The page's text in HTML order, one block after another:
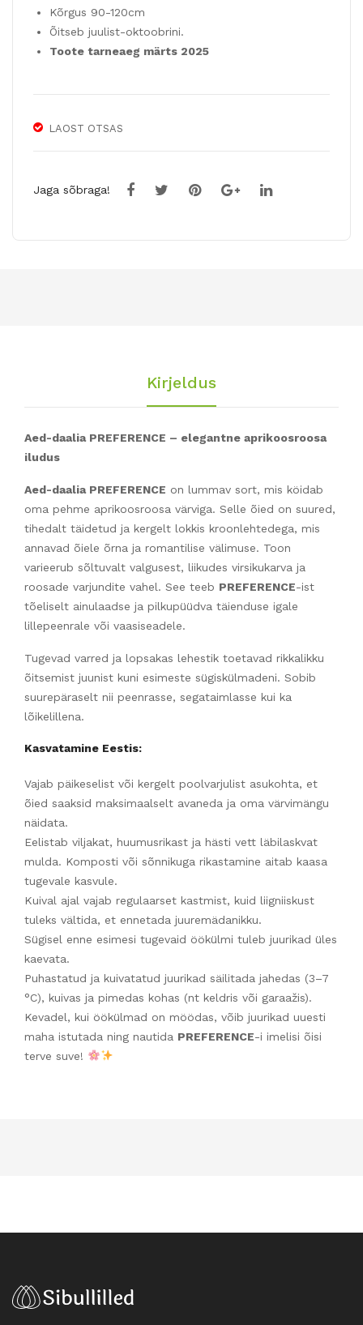
1tk
Kõrgus 90-120cm
Õitseb juulist-oktoobrini.
Toote tarneaeg märts 2025
LAOST OTSAS
Jaga sõbraga!
Kirjeldus
Aed-daalia PREFERENCE – elegantne aprikoosroosa
iludus
Aed-daalia PREFERENCE on lummav sort, mis köidab
oma pehme aprikoosroosa värviga. Selle õied on suured,
tihedalt täidetud ja kergelt lokkis kroonlehtedega, mis
annavad õiele õrna ja romantilise välimuse. Toon
varieerub sõltuvalt valgusest, liikudes virsikukarva ja
roosade varjundite vahel. See teeb PREFERENCE-ist
tõeliselt ainulaadse ja pilkupüüdva täienduse igale
lillepeenrale või vaasiseadele.
Tugevad varred ja lopsakas lehestik toetavad rikkalikku
õitsemist juunist kuni esimeste sügiskülmadeni. Sobib
suurepäraselt nii peenrasse, segataimlasse kui ka
lõikelillena.
Kasvatamine Eestis:
Vajab päikeselist või kergelt poolvarjulist asukohta, et
õied saaksid maksimaalselt avaneda ja oma värvimängu
näidata.
Eelistab viljakat, huumusrikast ja hästi vett läbilaskvat
mulda. Komposti või sõnnikuga rikastamine aitab kaasa
tugevale kasvule.
Kuival ajal vajab regulaarset kastmist, kuid liigniiskust
tuleks vältida, et ennetada juuremädanikku.
Sügisel enne esimesi tugevaid öökülmi tuleb juurikad üles
kaevata.
Puhastatud ja kuivatatud juurikad säilitada jahedas (3–7
°C), kuivas ja pimedas kohas (nt keldris või garaažis).
Kevadel, kui öökülmad on möödas, võib juurikad uuesti
maha istutada ning nautida PREFERENCE-i imelisi õisi
terve suve!